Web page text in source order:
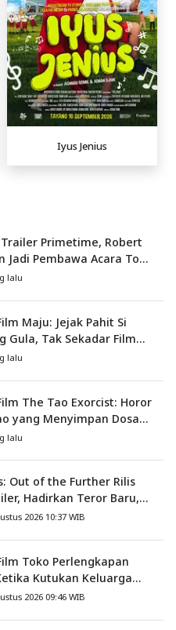
Iyus Jenius
Trailer Primetime, Robert
Jadi Pembawa Acara To
lalu
Maju: Jejak Pahit Si
Gula, Tak Sekadar Film
Anak
lalu
The Tao Exorcist: Horor
yang Menyimpan Dosa
lalu
Out of the Further Rilis
Hadirkan Teror Baru,
ke Dunia Manusia
2026 10:37 WIB
Toko Perlengkapan
Kutukan Keluarga
Teror yang
2026 09:46 WIB